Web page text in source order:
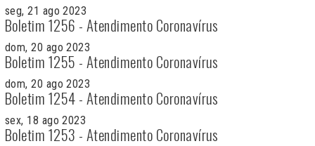
seg, 21 ago 2023
Boletim 1256 - Atendimento Coronavírus
dom, 20 ago 2023
Boletim 1255 - Atendimento Coronavírus
dom, 20 ago 2023
Boletim 1254 - Atendimento Coronavírus
sex, 18 ago 2023
Boletim 1253 - Atendimento Coronavírus